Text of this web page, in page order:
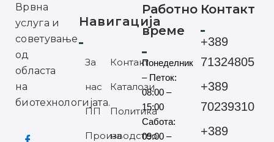
Врвна
услуга и
советување
од
областа
на
биотехнологијата.
Навигација
За
нас
ПП
Производство
Контакт
Каталози
Политика
на
Работно
време
Понеделник
– Петок:
08:00 –
15:00
Сабота:
09:00 –
Контакт
+389
71324805
+389
70239310
+389